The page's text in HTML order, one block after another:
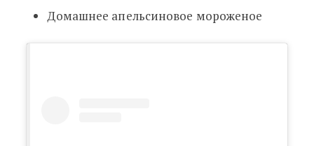
Домашнее апельсиновое мороженое